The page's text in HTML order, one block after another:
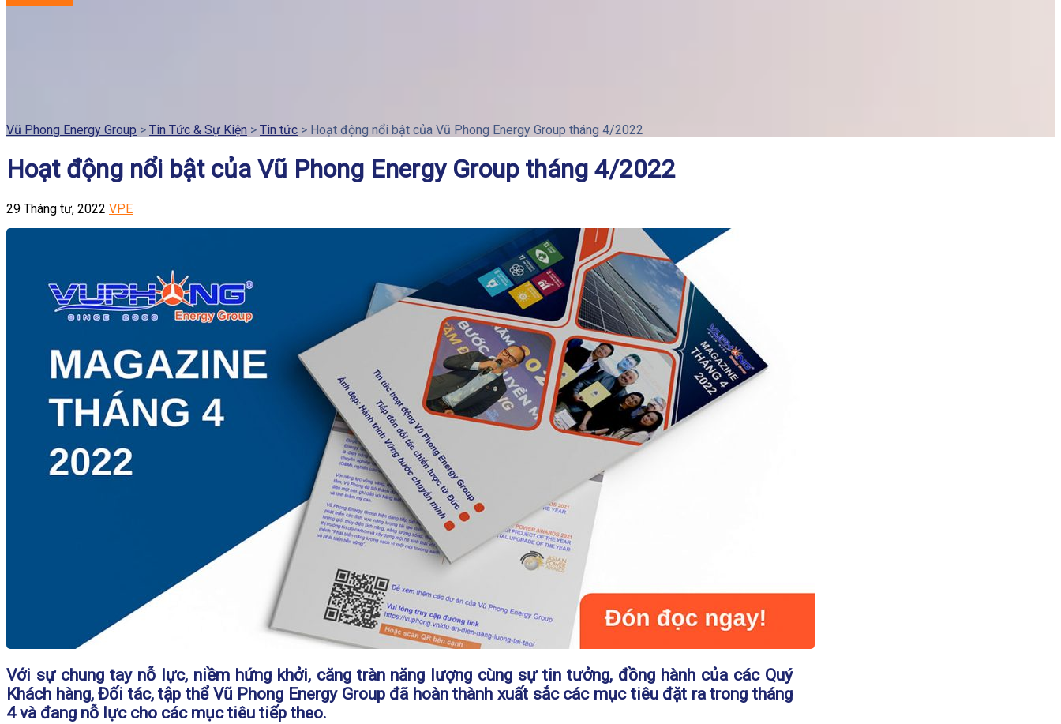
Vũ Phong Energy Group > Tin Tức & Sự Kiện > Tin tức > Hoạt động nổi bật của Vũ Phong Energy Group tháng 4/2022
Hoạt động nổi bật của Vũ Phong Energy Group tháng 4/2022
29 Tháng tư, 2022 VPE
Với sự chung tay nỗ lực, niềm hứng khởi, căng tràn năng lượng cùng sự tin tưởng, đồng hành của các Quý
Khách hàng, Đối tác, tập thể Vũ Phong Energy Group đã hoàn thành xuất sắc các mục tiêu đặt ra trong tháng
4 và đang nỗ lực cho các mục tiêu tiếp theo.